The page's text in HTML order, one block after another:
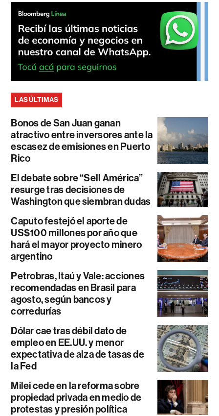
LAS ÚLTIMAS
Bonos de San Juan ganan
atractivo entre inversores ante la
escasez de emisiones en Puerto
Rico
El debate sobre “Sell América”
resurge tras decisiones de
Washington que siembran dudas
Caputo festejó el aporte de
US$100 millones por año que
hará el mayor proyecto minero
argentino
Petrobras, Itaú y Vale: acciones
recomendadas en Brasil para
agosto, según bancos y
corredurías
Dólar cae tras débil dato de
empleo en EE.UU. y menor
expectativa de alza de tasas de
la Fed
Milei cede en la reforma sobre
propiedad privada en medio de
protestas y presión política